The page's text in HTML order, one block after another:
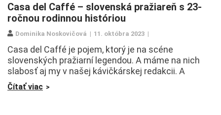
Casa del Caffé – slovenská pražiareň s 23-
ročnou rodinnou históriou
Dominika Noskovičová 11. októbra 2023
Casa del Caffé je pojem, ktorý je na scéne
slovenských pražiarní legendou. A máme na nich
slabosť aj my v našej kávičkárskej redakcii. A
Čítať viac